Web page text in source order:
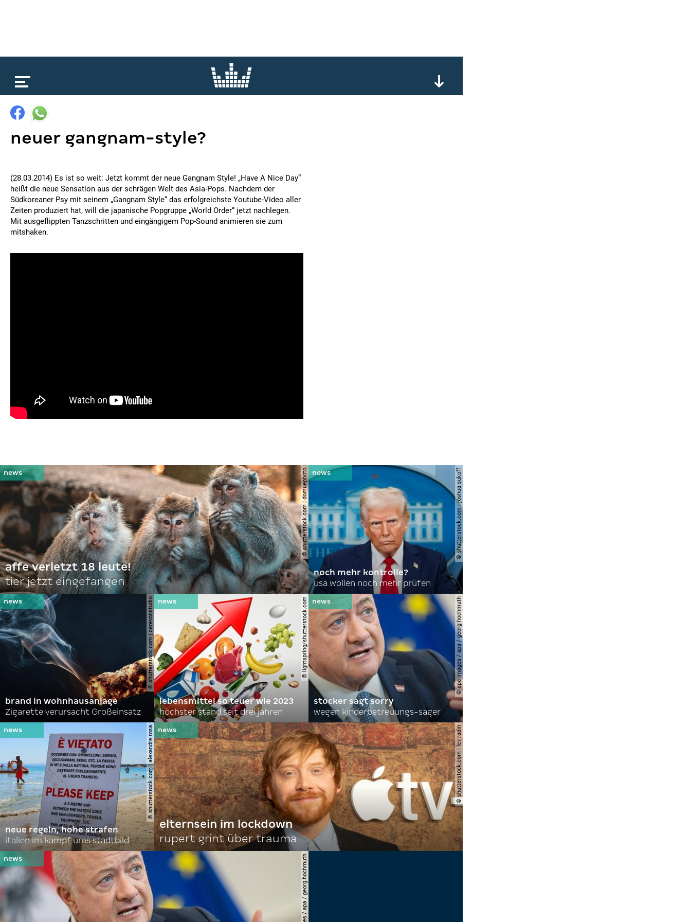
neuer gangnam-style?
(28.03.2014) Es ist so weit: Jetzt kommt der neue Gangnam Style! „Have A Nice Day“
heißt die neue Sensation aus der schrägen Welt des Asia-Pops. Nachdem der
Südkoreaner Psy mit seinem „Gangnam Style“ das erfolgreichste Youtube-Video aller
Zeiten produziert hat, will die japanische Popgruppe „World Order“ jetzt nachlegen.
Mit ausgeflippten Tanzschritten und eingängigem Pop-Sound animieren sie zum
mitshaken.
© shutterstock.com | domuephoto
affe verletzt 18 leute!
tier jetzt eingefangen
© shutterstock.com | joshua sukoff
noch mehr kontrolle?
usa wollen noch mehr prüfen
© shutterstock.com | cerevonstudio
brand in wohnhausanlage
Zigarette verursacht Großeinsatz
© lightspring/shutterstock.com
lebensmittel so teuer wie 2023
höchster stand seit drei jahren
© apa-images / apa / georg hochmuth
stocker sagt sorry
wegen kinderbetreuungs-sager
© shutterstock.com | alexandre.rosa
neue regeln, hohe strafen
italien im kampf ums stadtbild
© shutterstock.com | lev radin
elternsein im lockdown
rupert grint über trauma